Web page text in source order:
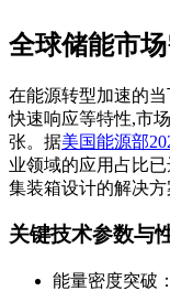
全球储能市
在能源转型加速的当
快速响应等特性,市
张。据美国能源部
业领域的应用占比
集装箱设计的解决方
关键技术参数与
能量密度突破